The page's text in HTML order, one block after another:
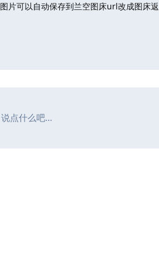
图片可以自动保存到兰空图床url改成图床
说点什么吧...